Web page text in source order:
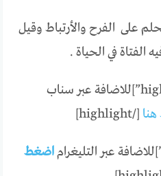
على الفرح والأرتباط وقيل
الفتاة في الحياة .
[highlight color=”red”]للاضافة عبر سناب
[/highlight]
اضغط